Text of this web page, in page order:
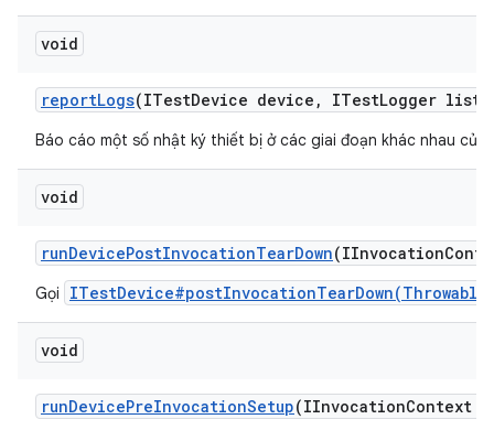
void
reportLogs(ITestDevice device , ITestLogger
Báo cáo một số nhật ký thiết bị ở các giai đoạn khác nhau của
void
runDevicePostInvocationTearDown(IInvocation
Gọi
void
runDevicePreInvocationSetup(IInvocationContext